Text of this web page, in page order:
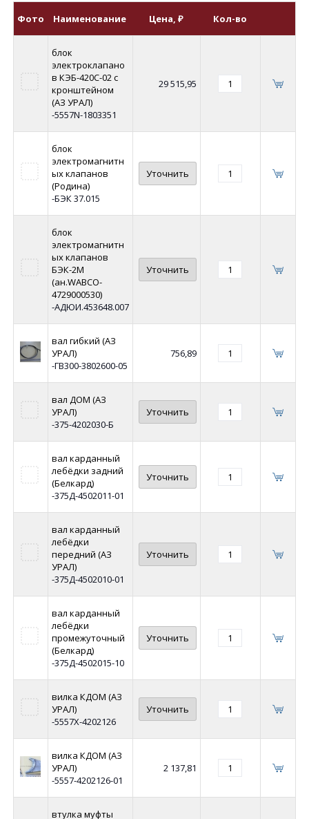
Фото Наименование Цена, ₽ Кол-во
блок
электроклапано
в КЭБ-420С-02 с
кронштейном
(АЗ УРАЛ)
-5557N-1803351
29 515,95
блок
электромагнитн
ых клапанов
(Родина)
-БЭК 37.015
Уточнить
блок
электромагнитн
ых клапанов
БЭК-2М
(ан.WABCO-
4729000530)
-АДЮИ.453648.007
Уточнить
вал гибкий (АЗ
УРАЛ)
-ГВ300-3802600-05
756,89
вал ДОМ (АЗ
УРАЛ)
-375-4202030-Б
Уточнить
вал карданный
лебёдки задний
(Белкард)
-375Д-4502011-01
Уточнить
вал карданный
лебёдки
передний (АЗ
УРАЛ)
-375Д-4502010-01
Уточнить
вал карданный
лебёдки
промежуточный
(Белкард)
-375Д-4502015-10
Уточнить
вилка КДОМ (АЗ
УРАЛ)
-5557Х-4202126
Уточнить
вилка КДОМ (АЗ
УРАЛ)
-5557-4202126-01
2 137,81
втулка муфты